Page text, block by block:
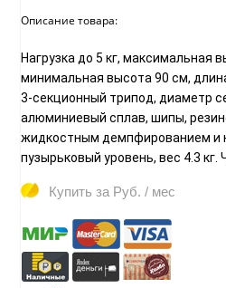
Описание товара:
Нагрузка до 5 кг, максимальная
минимальная высота 90 см,
3-секционный трипод, диаметр
алюминиевый сплав, шипы,
жидкостным демпфированием и
пузырьковый уровень, вес 4.3 кг.
Купить за Руб. / мес